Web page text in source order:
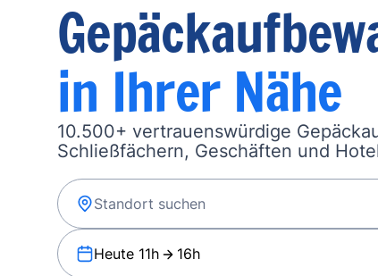
in Ihrer Nähe
10.500+ vertrauenswürdige
Schließfächern, Geschäften und
Heute 11h 16h